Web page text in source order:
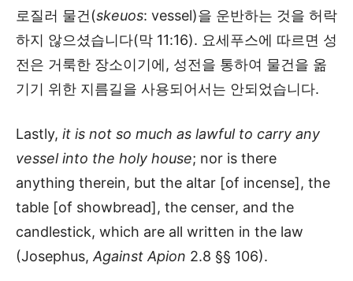
로질러 물건(skeuos: vessel)을 운반하는 것을 허락
하지 않으셨습니다(막 11:16). 요세푸스에 따르면 성
전은 거룩한 장소이기에, 성전을 통하여 물건을 옮
기기 위한 지름길을 사용되어서는 안되었습니다.
Lastly, it is not so much as lawful to carry any
vessel into the holy house; nor is there
anything therein, but the altar [of incense], the
table [of showbread], the censer, and the
candlestick, which are all written in the law
(Josephus, Against Apion 2.8 §§ 106).